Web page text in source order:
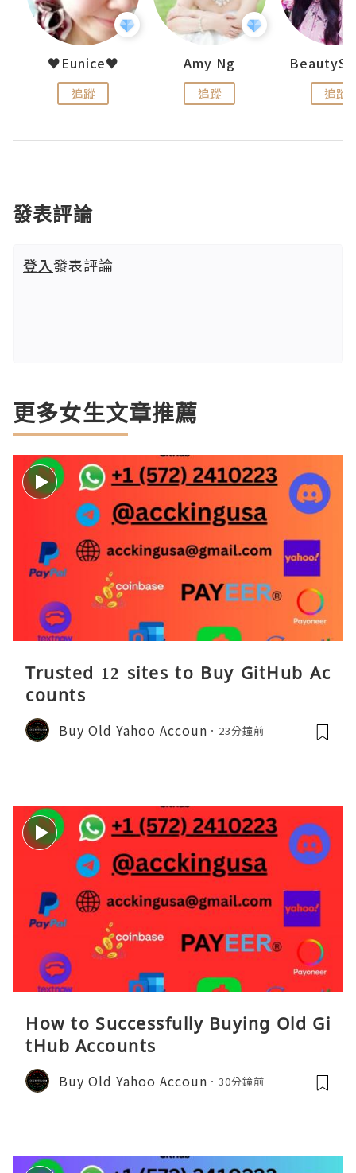
♥Eunice♥
追蹤
Amy Ng
追蹤 追蹤
發表評論
登入發表評論
更多女生文章推薦
Trusted 12 sites to Buy GitHub Ac
counts
Buy Old Yahoo Accoun 23分鐘前
How to Successfully Buying Old Gi
tHub Accounts
Buy Old Yahoo Accoun 30分鐘前